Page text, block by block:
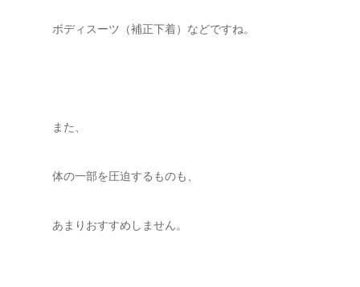
ボディスーツ（補正下着）などですね。
また、
体の一部を圧迫するものも、
あまりおすすめしません。